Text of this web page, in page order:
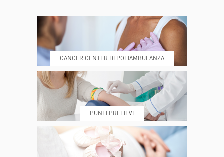
DOVE SIAMO ESAMI E VISITE
PRENOTA MY POLI
CANCER CENTER DI POLIAMBULANZA
PUNTI PRELIEVI